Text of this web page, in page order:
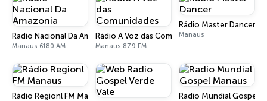
Radio Nacional Da Amazonia
Manaus 6180 AM
Rádio A Voz das Comunidades
Manaus 87.9 FM
Rádio Master Dancer
Manaus
Rádio Regionl FM Manaus Radio Mundial Gospel